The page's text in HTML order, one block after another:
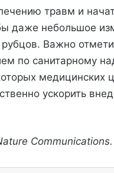
травм и
даже небольшое
Важно
по санитарному
медицинских
ускорить
Communications.